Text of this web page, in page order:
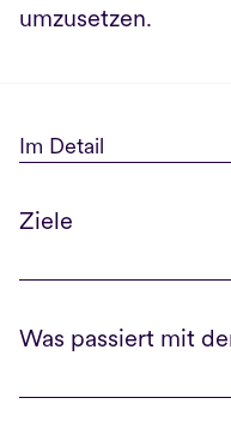
umzusetzen.
Im Detail
Ziele
Was passiert mit